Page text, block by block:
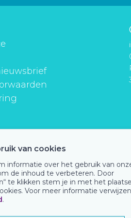
van cookies
informatie over het gebruik van
de inhoud te verbeteren. Door
te klikken stem je in met het
Voor meer informatie
.